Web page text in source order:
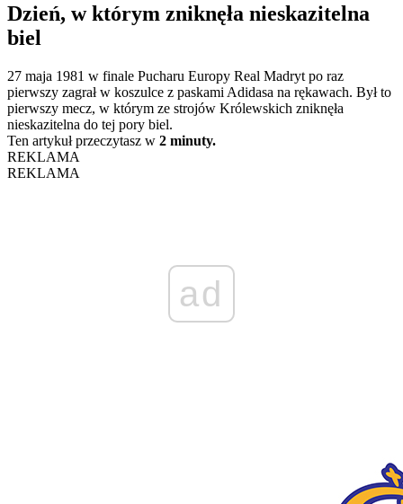
Dzień, w którym zniknęła nieskazitelna
biel
27 maja 1981 w finale Pucharu Europy Real Madryt po raz
pierwszy zagrał w koszulce z paskami Adidasa na rękawach. Był to
pierwszy mecz, w którym ze strojów Królewskich zniknęła
nieskazitelna do tej pory biel.
Ten artykuł przeczytasz w 2 minuty.
REKLAMA
REKLAMA
ad